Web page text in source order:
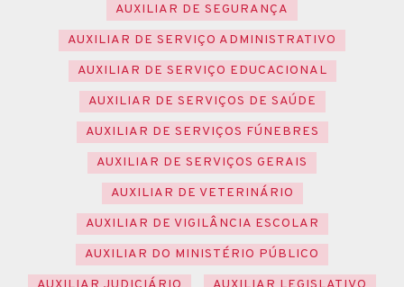
AUXILIAR DE SEGURANÇA
AUXILIAR DE SERVIÇO ADMINISTRATIVO
AUXILIAR DE SERVIÇO EDUCACIONAL
AUXILIAR DE SERVIÇOS DE SAÚDE
AUXILIAR DE SERVIÇOS FÚNEBRES
AUXILIAR DE SERVIÇOS GERAIS
AUXILIAR DE VETERINÁRIO
AUXILIAR DE VIGILÂNCIA ESCOLAR
AUXILIAR DO MINISTÉRIO PÚBLICO